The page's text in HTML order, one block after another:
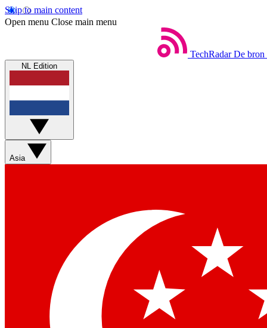
Skip to main content
Open menu Close main menu
TechRadar De bron
NL Edition
Asia